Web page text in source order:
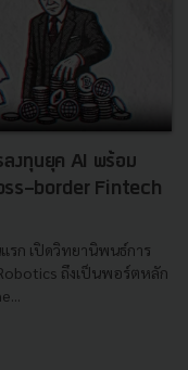
ลงทุนยุค AI พร้อม
border Fintech
รก เปิดวิทยานิพนธ์การ
ถึงเป็นพอร์ตหลัก